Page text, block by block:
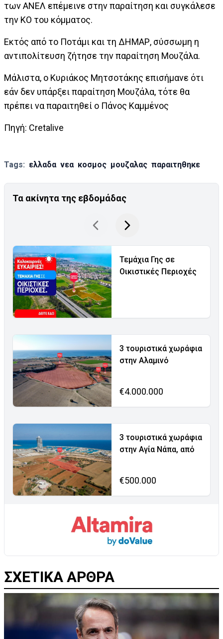
των ΑΝΕΛ επέμεινε στην παραίτηση και συγκάλεσε
την ΚΟ του κόμματος.
Εκτός από το Ποτάμι και τη ΔΗΜΑΡ, σύσσωμη η
αντιπολίτευση ζήτησε την παραίτηση Μουζάλα.
Μάλιστα, ο Κυριάκος Μητσοτάκης επισήμανε ότι
εάν δεν υπάρξει παραίτηση Μουζάλα, τότε θα
πρέπει να παραιτηθεί ο Πάνος Καμμένος
Πηγή: Cretalive
Tags: ελλαδα νεα κοσμος μουζαλας παραιτηθηκε
Τα ακίνητα της εβδομάδας
Τεμάχια Γης σε
Οικιστικές Περιοχές
3 τουριστικά χωράφια
στην Αλαμινό
€4.000.000
3 τουριστικά χωράφια
στην Αγία Νάπα, από
€500.000
ΣΧΕΤΙΚΑ ΑΡΘΡΑ